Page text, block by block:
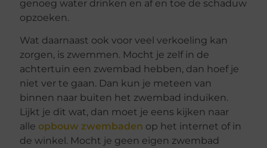
genoeg water drinken en af en toe de schaduw
opzoeken.
Wat daarnaast ook voor veel verkoeling kan
zorgen, is zwemmen. Mocht je zelf in de
achtertuin een zwembad hebben, dan hoef je
niet ver te gaan. Dan kun je meteen van
binnen naar buiten het zwembad induiken.
Lijkt je dit wat, dan moet je eens kijken naar
alleopbouw zwembaden op het internet of in
de winkel. Mocht je geen eigen zwembad